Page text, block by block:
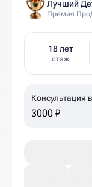
Лучший
Премия
18 лет
стаж
Консультация
3000 ₽